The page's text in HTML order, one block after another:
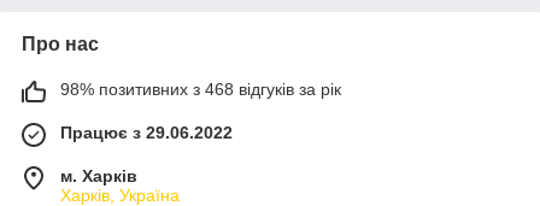
Про нас
98% позитивних з 468 відгуків за рік
Працює з 29.06.2022
м. Харків
Харків, Україна